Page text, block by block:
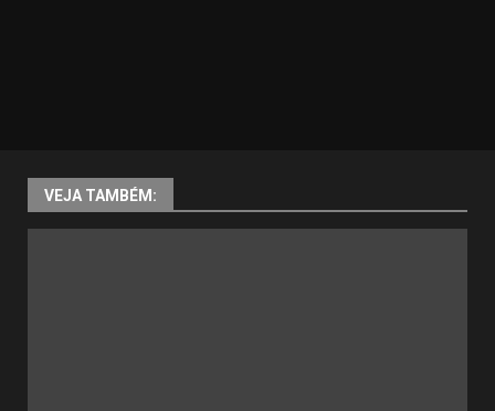
VEJA TAMBÉM: